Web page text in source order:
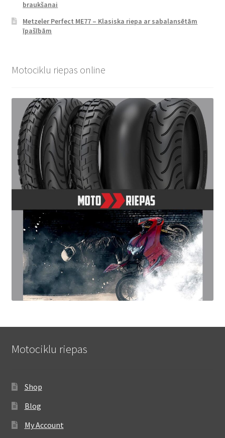
braukšanai
Metzeler Perfect ME77 – Klasiska riepa ar sabalansētām
īpašībām
Motociklu riepas online
Motociklu riepas
Shop
Blog
My Account